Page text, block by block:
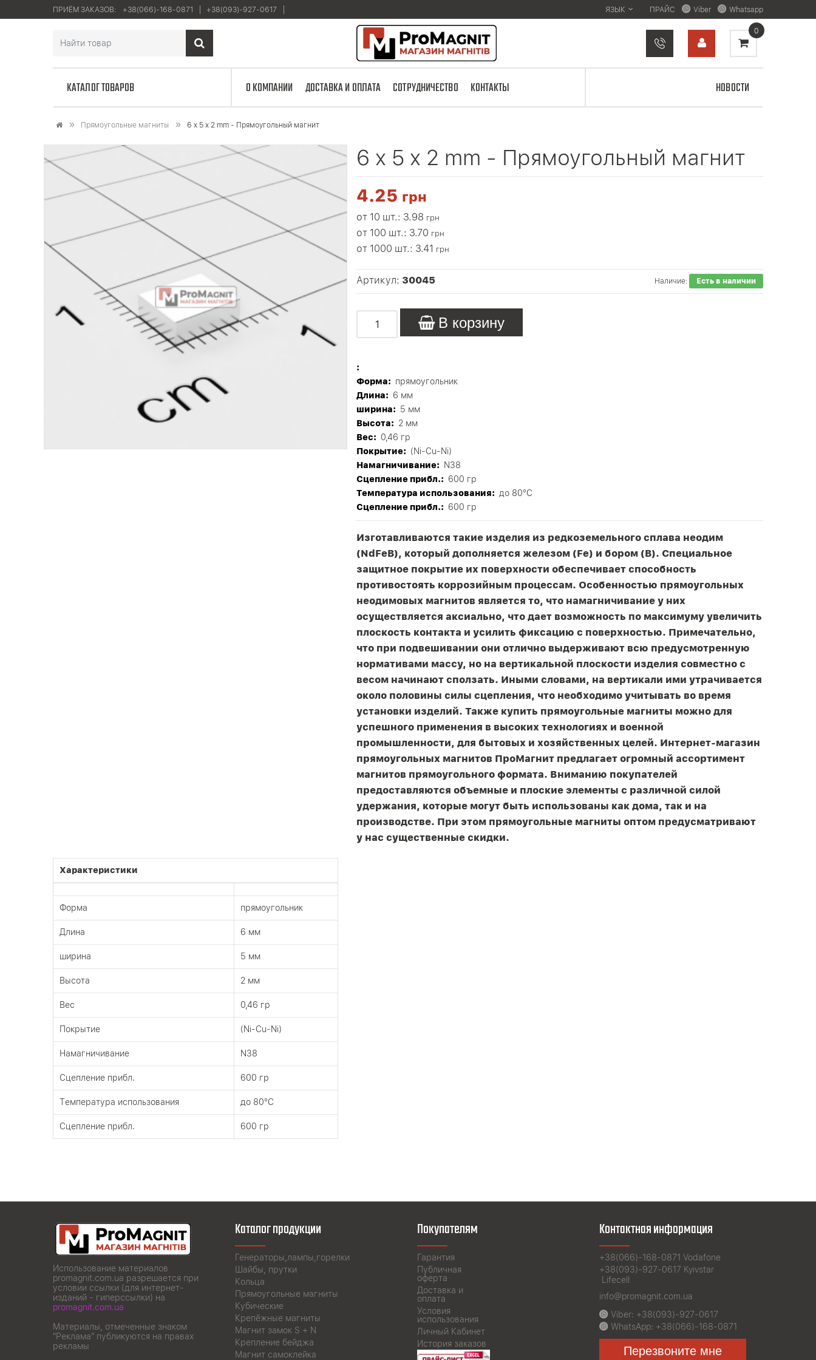
ПРИЁМ ЗАКАЗОВ: +38(066)-168-0871 +38(093)-927-0617 ЯЗЫК ПРАЙС Viber Whatsapp
0
КАТАЛОГ ТОВАРОВ О КОМПАНИИ ДОСТАВКА И ОПЛАТА СОТРУДНИЧЕСТВО КОНТАКТЫ НОВОСТИ
Прямоугольные магниты 6 x 5 x 2 mm - Прямоугольный магнит
6 x 5 x 2 mm - Прямоугольный магнит
4.25 грн
от 10 шт.: 3.98 грн
от 100 шт.: 3.70 грн
от 1000 шт.: 3.41 грн
Артикул: 30045 Наличие: Есть в наличии
В корзину
:
Форма: прямоугольник
Длина: 6 мм
ширина: 5 мм
Высота: 2 мм
Вес: 0,46 гр
Покрытие: (Ni-Cu-Ni)
Намагничивание:
N38
Сцепление прибл.: 600 гр
Tемпература использования: до 80°C
Сцепление прибл.: 600 гр
Изготавливаются такие изделия из редкоземельного сплава неодим
(NdFeB), который дополняется железом (Fe) и бором (B). Специальное
защитное покрытие их поверхности обеспечивает способность
противостоять коррозийным процессам. Особенностью прямоугольных
неодимовых магнитов является то, что намагничивание у них
осуществляется аксиально, что дает возможность по максимуму увеличить
плоскость контакта и усилить фиксацию с поверхностью. Примечательно,
что при подвешивании они отлично выдерживают всю предусмотренную
нормативами массу, но на вертикальной плоскости изделия совместно с
весом начинают сползать. Иными словами, на вертикали ими утрачивается
около половины силы сцепления, что необходимо учитывать во время
установки изделий. Также купить прямоугольные магниты можно для
успешного применения в высоких технологиях и военной
промышленности, для бытовых и хозяйственных целей. Интернет-магазин
прямоугольных магнитов ПроМагнит предлагает огромный ассортимент
магнитов прямоугольного формата. Вниманию покупателей
предоставляются объемные и плоские элементы с различной силой
удержания, которые могут быть использованы как дома, так и на
производстве. При этом прямоугольные магниты оптом предусматривают
у нас существенные скидки.
Характеристики
Форма прямоугольник
Длина 6 мм
ширина 5 мм
Высота 2 мм
Вес 0,46 гр
Покрытие (Ni-Cu-Ni)
Намагничивание N38
Сцепление прибл. 600 гр
Tемпература использования до 80°C
Сцепление прибл. 600 гр
Использование материалов
promagnit.com.ua разрешается при
условии ссылки (для интернет-
изданий - гиперссылки) на
promagnit.com.ua
Материалы, отмеченные знаком
"Реклама" публикуются на правах
рекламы
Каталог продукции
Генераторы,лампы,горелки
Шайбы, прутки
Кольца
Прямоугольные магниты
Кубические
Крепёжные магниты
Магнит замок S + N
Крепление бейджа
Магнит самоклейка
Покупателям
Гарантия
Публичная
оферта
Доставка и
оплата
Условия
использования
Личный Кабинет
История заказов
Контактная информация
+38(066)-168-0871 Vodafone
+38(093)-927-0617 Kyivstar
Lifecell
info@promagnit.com.ua
Viber: +38(093)-927-0617
WhatsApp: +38(066)-168-0871
Перезвоните мне